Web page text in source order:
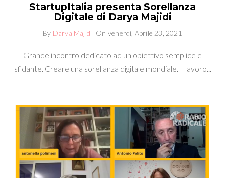
StartupItalia presenta Sorellanza
Digitale di Darya Majidi
By Darya Majidi On venerdì, Aprile 23, 2021
Grande incontro dedicato ad un obiettivo semplice e
sfidante. Creare una sorellanza digitale mondiale. Il lavoro...